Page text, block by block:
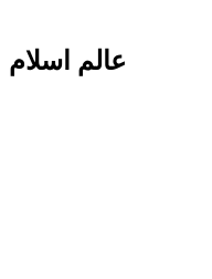
عالم اسلام